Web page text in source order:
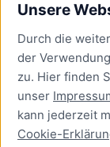
Unsere
Durch die
der
zu. Hier finden
unser
kann jederzeit
Cookie-
Bürgerservice
Presse
Newsletter
Kontakt
Kontakt